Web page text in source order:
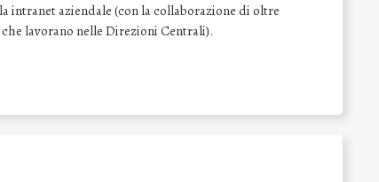
intranet aziendale (con la collaborazione di oltre
lavorano nelle Direzioni Centrali).